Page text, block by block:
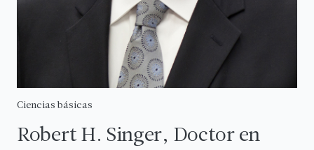
Ciencias básicas
Robert H. Singer, Doctor en